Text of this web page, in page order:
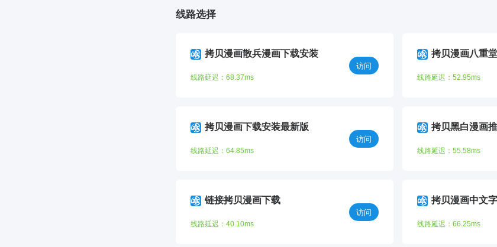
线路选择
拷贝漫画散兵漫画下载安装
线路延迟：68.37ms
访问
拷贝漫画八重
线路延迟：52.95ms
拷贝漫画下载安装最新版
线路延迟：64.85ms
访问
拷贝黑白漫画
线路延迟：55.58ms
链接拷贝漫画下载
线路延迟：40.10ms
访问
拷贝漫画中文
线路延迟：66.25ms